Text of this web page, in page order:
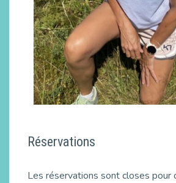
Réservations
Les réservations sont closes pour